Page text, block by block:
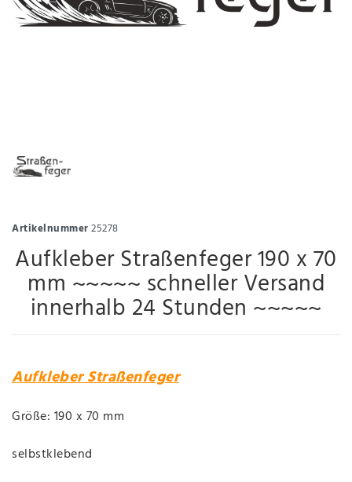
Artikelnummer25278
Aufkleber Straßenfeger 190 x 70
mm ~~~~~ schneller Versand
innerhalb 24 Stunden ~~~~~
Aufkleber Straßenfeger
Größe: 190 x 70 mm
selbstklebend